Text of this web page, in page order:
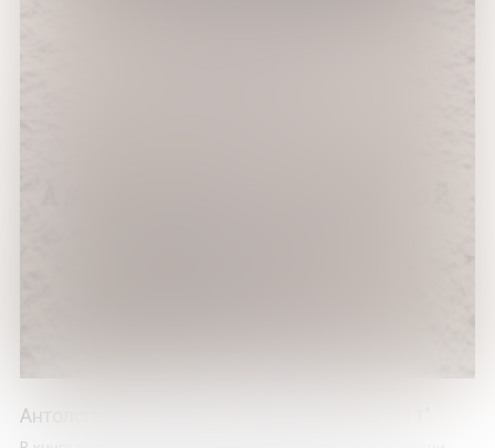
Антология молодёжной поэзии России "111"